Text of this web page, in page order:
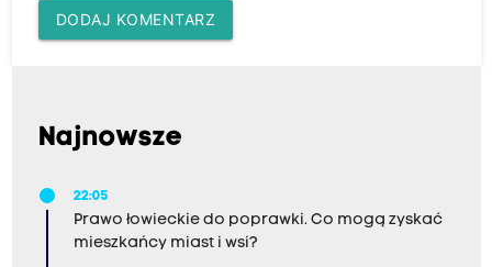
DODAJ KOMENTARZ
Najnowsze
22:05
Prawo łowieckie do poprawki. Co mogą zyskać
mieszkańcy miast i wsi?